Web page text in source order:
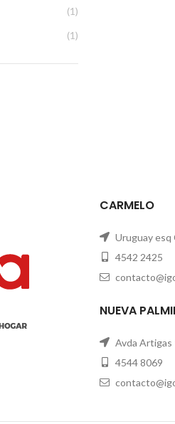
(1)
(1)
CARMELO
Uruguay esq
4542 2425
NUEVA
Avda Artigas
4544 8069